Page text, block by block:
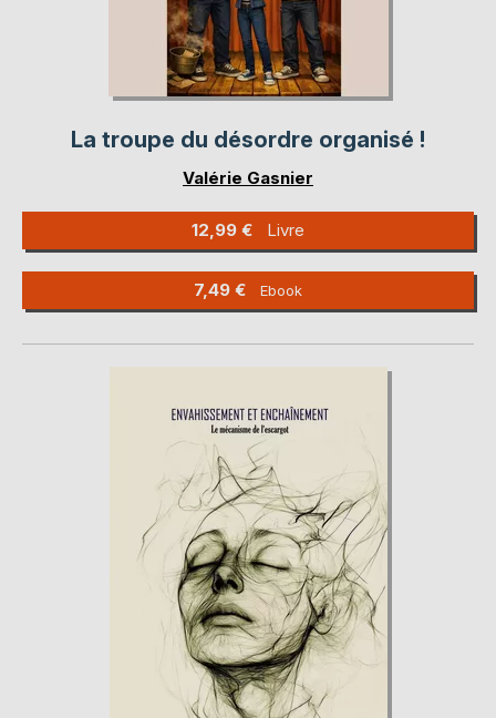
La troupe du désordre organisé !
Valérie Gasnier
12,99 € Livre
7,49 € Ebook